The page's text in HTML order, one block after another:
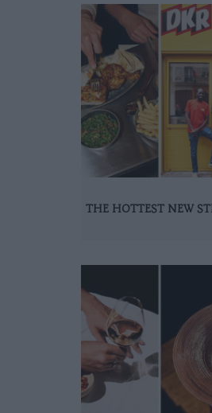
THE HOTTEST NEW